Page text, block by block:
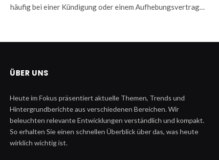
häufig bei einer Kündigung oder einem Aufhebungsvertrag…
ÜBER UNS
Heute im Fokus präsentiert aktuelle Themen, Trends und
Hintergrundberichte aus verschiedenen Bereichen. Wir
beleuchten relevante Entwicklungen verständlich und kompakt.
So erhalten Sie einen schnellen Überblick über das, was heute
wirklich wichtig ist.